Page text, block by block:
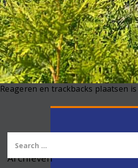
Reageren en trackbacks plaatsen
Archieven